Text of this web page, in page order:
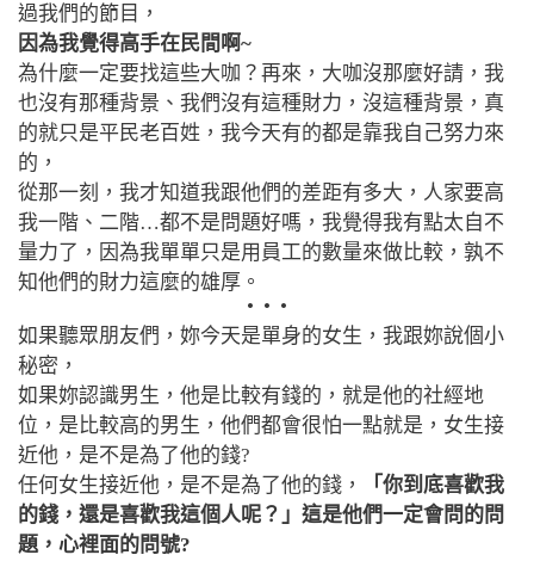
過我們的節目，
因為我覺得高手在民間啊~
為什麼一定要找這些大咖？再來，大咖沒那麼好請，我
也沒有那種背景、我們沒有這種財力，沒這種背景，真
的就只是平民老百姓，我今天有的都是靠我自己努力來
的，
從那一刻，我才知道我跟他們的差距有多大，人家要高
我一階、二階…都不是問題好嗎，我覺得我有點太自不
量力了，因為我單單只是用員工的數量來做比較，孰不
知他們的財力這麼的雄厚。
• • •
如果聽眾朋友們，妳今天是單身的女生，我跟妳說個小
秘密，
如果妳認識男生，他是比較有錢的，就是他的社經地
位，是比較高的男生，他們都會很怕一點就是，女生接
近他，是不是為了他的錢?
任何女生接近他，是不是為了他的錢，
「你到底喜歡我
的錢，還是喜歡我這個人呢？」這是他們一定會問的問
題，心裡面的問號?